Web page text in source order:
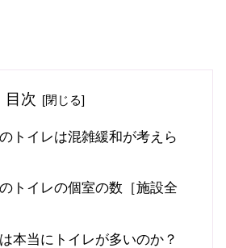
目次
トイレは混雑緩和が考えら
トイレの個室の数［施設全
本当にトイレが多いのか？